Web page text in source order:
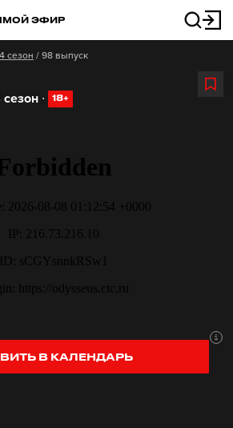
ЭФИР
4 сезон / 98 выпуск
сезон ∙ 18+
В КАЛЕНДАРЬ